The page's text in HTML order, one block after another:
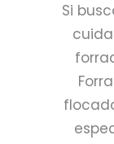
Si